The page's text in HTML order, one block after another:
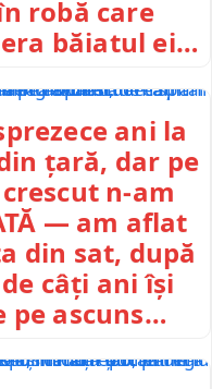
robă care
băiatul ei…
ani la
țară, dar pe
n-am
— am aflat
din sat, după
câți ani își
pe ascuns…